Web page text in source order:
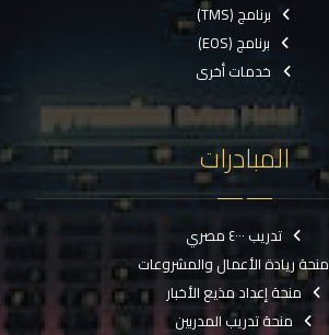
برنامج (TMS)
برنامج (EOS)
خدمات أخرى
المبادرات
تدريب ٤٠٠٠ مصري
منحة ريادة الأعمال والمشروعات
منحة إعداد مذيع الأخبار
منحة تدريب المدربين